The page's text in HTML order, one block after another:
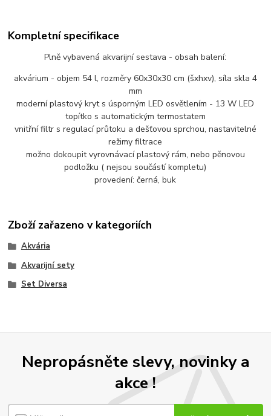
Kompletní specifikace
Plně vybavená akvarijní sestava - obsah balení:
akvárium - objem 54 l, rozměry 60x30x30 cm (šxhxv), síla skla 4
mm
moderní plastový kryt s úsporným LED osvětlením - 13 W LED
topítko s automatickým termostatem
vnitřní filtr s regulací průtoku a dešťovou sprchou, nastavitelné
režimy filtrace
možno dokoupit vyrovnávací plastový rám, nebo pěnovou
podložku ( nejsou součástí kompletu)
provedení: černá, buk
Zboží zařazeno v kategoriích
Akvária
Akvarijní sety
Set Diversa
Nepropásněte slevy, novinky a
akce !